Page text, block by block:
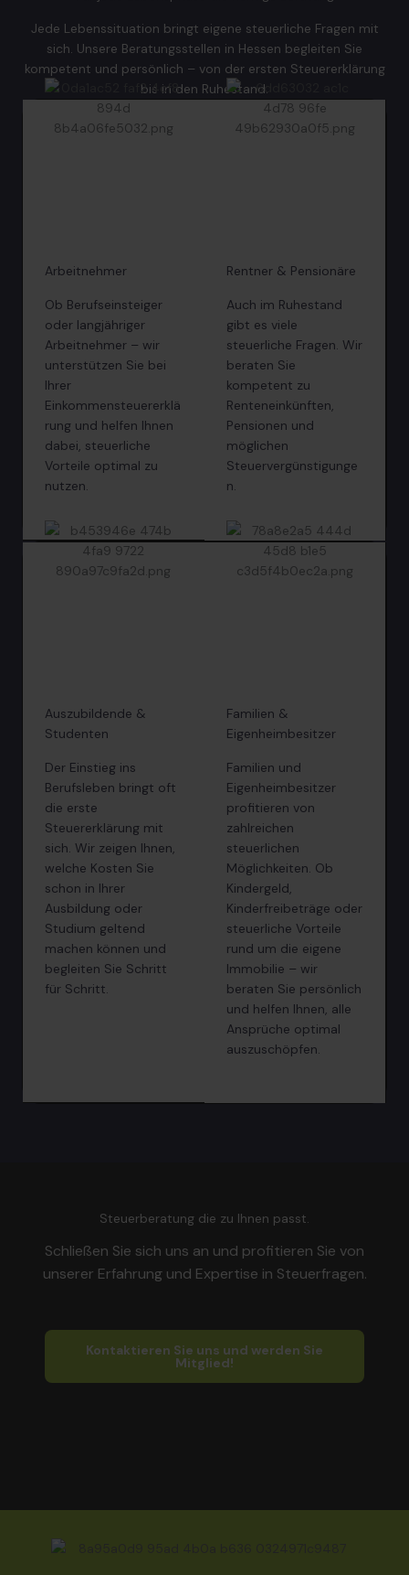
Jede Lebenssituation bringt eigene steuerliche Fragen mit
sich. Unsere Beratungsstellen in Hessen begleiten Sie
kompetent und persönlich – von der ersten Steuererklärung
bis in den Ruhestand.
Arbeitnehmer
Ob Berufseinsteiger
oder langjähriger
Arbeitnehmer – wir
unterstützen Sie bei
Ihrer
Einkommensteuererklä
rung und helfen Ihnen
dabei, steuerliche
Vorteile optimal zu
nutzen.
Rentner & Pensionäre
Auch im Ruhestand
gibt es viele
steuerliche Fragen. Wir
beraten Sie
kompetent zu
Renteneinkünften,
Pensionen und
möglichen
Steuervergünstigunge
n.
Auszubildende &
Studenten
Der Einstieg ins
Berufsleben bringt oft
die erste
Steuererklärung mit
sich. Wir zeigen Ihnen,
welche Kosten Sie
schon in Ihrer
Ausbildung oder
Studium geltend
machen können und
begleiten Sie Schritt
für Schritt.
Familien &
Eigenheimbesitzer
Familien und
Eigenheimbesitzer
profitieren von
zahlreichen
steuerlichen
Möglichkeiten. Ob
Kindergeld,
Kinderfreibeträge oder
steuerliche Vorteile
rund um die eigene
Immobilie – wir
beraten Sie persönlich
und helfen Ihnen, alle
Ansprüche optimal
auszuschöpfen.
Steuerberatung die zu Ihnen passt.
Schließen Sie sich uns an und profitieren Sie von
unserer Erfahrung und Expertise in Steuerfragen.
Kontaktieren Sie uns und werden Sie
Mitglied!